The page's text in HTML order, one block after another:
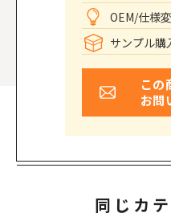
OEM/仕様
サンプル購
この
お問
同じカ